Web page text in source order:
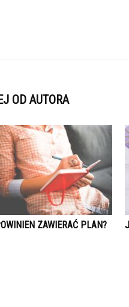
OD AUTORA
ZAWIERAĆ PLAN?